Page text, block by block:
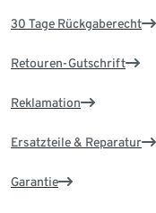
30 Tage Rückgaberecht
Retouren-Gutschrift
Reklamation
Ersatzteile & Reparatur
Garantie